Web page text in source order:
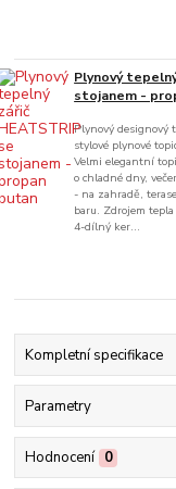
Plynový
stojanem -
Plynový designový
stylové plynové
Velmi elegantní
o chladné dny,
- na zahradě,
baru. Zdrojem
4-dílný ker...
Kompletní specifikace
Parametry
Hodnocení 0